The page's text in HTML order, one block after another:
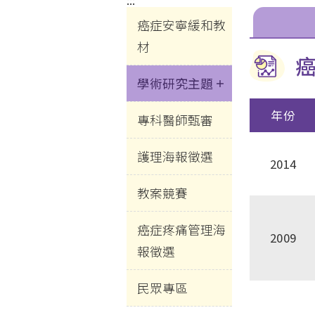
癌症安寧緩和教
材
學術研究主題
專科醫師甄審
護理海報徵選
教案競賽
癌症疼痛管理海
報徵選
民眾專區
年份
2014
2009